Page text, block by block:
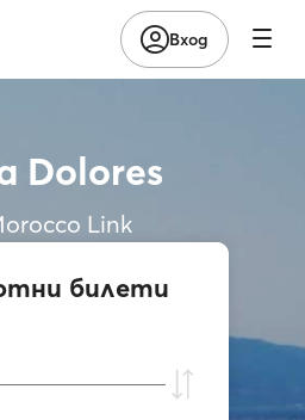
Вход
Dolores
Link
билети